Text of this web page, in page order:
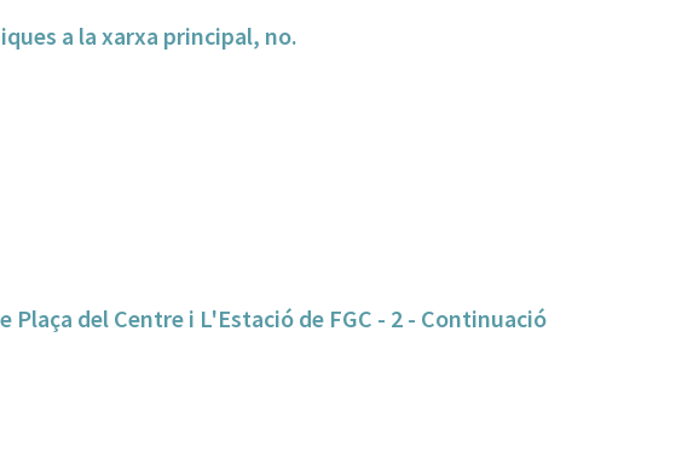
a la xarxa principal, no.
del Centre i L'Estació de FGC - 2 - Continuació